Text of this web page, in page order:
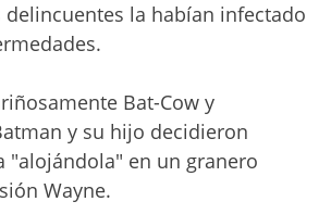
la habían infectado
Bat-Cow y
y su hijo decidieron
"alojándola" en un granero
Wayne.